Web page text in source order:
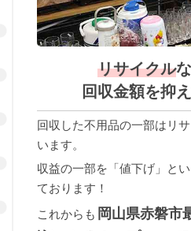
リサイクル
回収金額を抑
回収した不用品の一部はリ
います。
収益の一部を「値下げ」と
ております！
これからも 岡山県赤磐市